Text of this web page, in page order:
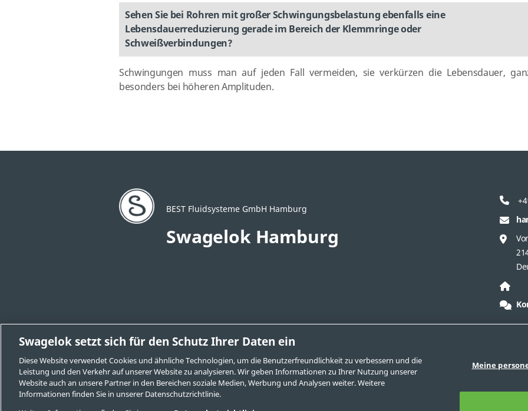
Sehen Sie bei Rohren mit großer Schwingungsbelastung ebenfalls eine
Lebensdauerreduzierung gerade im Bereich der Klemmringe oder
Schweißverbindungen?
Schwingungen muss man auf jeden Fall vermeiden, sie verkürzen die Lebensdauer,
besonders bei höheren Amplituden.
BEST Fluidsysteme GmbH Hamburg
Swagelok Hamburg
Vertriebs- und Servicezentrum ändern
Kontakt zu Swagelok Company
Sichere Produktauswahl
AGBs Impressum
Verkaufs- und Lieferbedingungen
Swagelok.com
Swagelok setzt sich für den Schutz Ihrer Daten ein
Diese Website verwendet Cookies und ähnliche Technologien, um die Benutzerfreundlichkeit zu verbessern und die
Leistung und den Verkehr auf unserer Website zu analysieren. Wir geben Informationen zu Ihrer Nutzung unserer
Website auch an unsere Partner in den Bereichen soziale Medien, Werbung und Analysen weiter. Weitere
Informationen finden Sie in unserer Datenschutzrichtlinie.
Meine